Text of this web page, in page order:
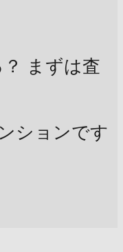
まずは査
ションです